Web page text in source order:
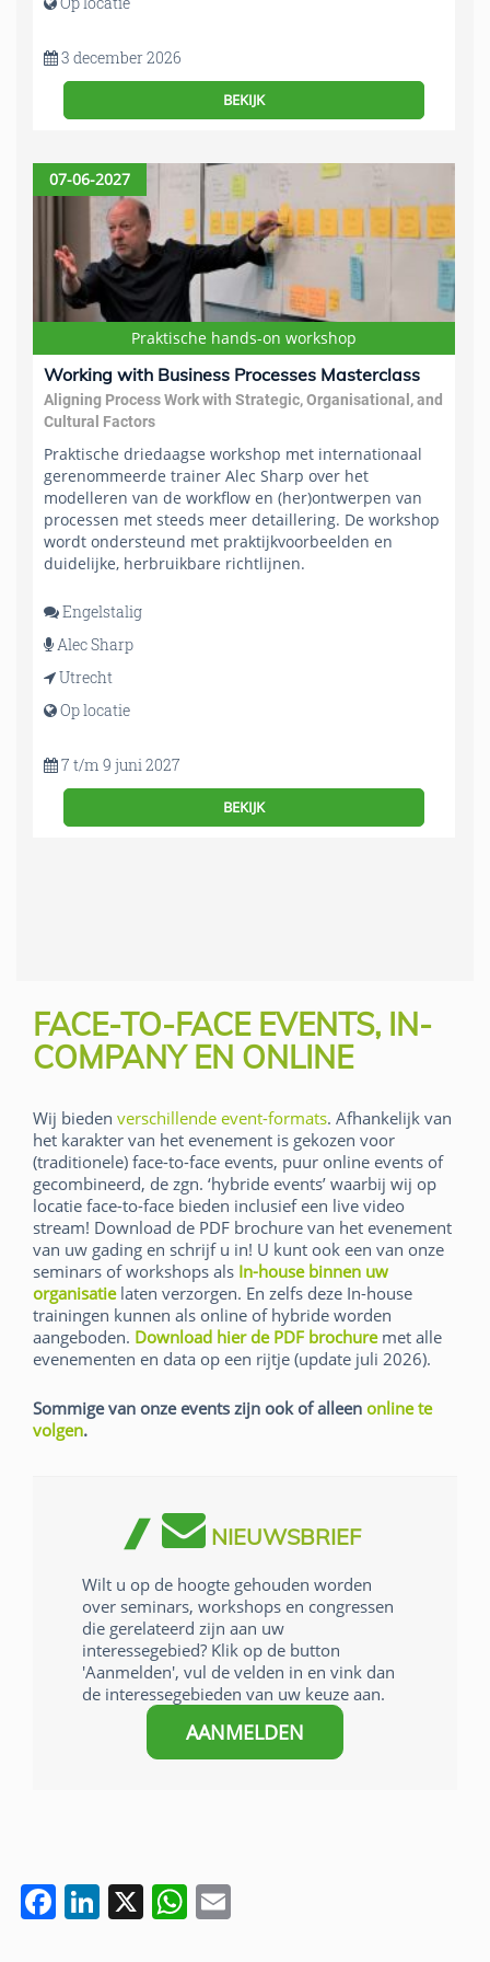
3 december 2026
BEKIJK
07-06-2027
Praktische hands-on workshop
Working with Business Processes Masterclass
Aligning Process Work with Strategic, Organisational, and
Cultural Factors
Praktische driedaagse workshop met internationaal
gerenommeerde trainer Alec Sharp over het
modelleren van de workflow en (her)ontwerpen van
processen met steeds meer detaillering. De workshop
wordt ondersteund met praktijkvoorbeelden en
duidelijke, herbruikbare richtlijnen.
Engelstalig
Alec Sharp
Utrecht
Op locatie
7 t/m 9 juni 2027
BEKIJK
FACE-TO-FACE EVENTS, IN-
COMPANY EN ONLINE
Wij bieden verschillende event-formats. Afhankelijk van
het karakter van het evenement is gekozen voor
(traditionele) face-to-face events, puur online events of
gecombineerd, de zgn. ‘hybride events’ waarbij wij op
locatie face-to-face bieden inclusief een live video
stream! Download de PDF brochure van het evenement
van uw gading en schrijf u in! U kunt ook een van onze
seminars of workshops als In-house binnen uw
organisatielaten verzorgen. En zelfs deze In-house
trainingen kunnen als online of hybride worden
aangeboden. Download hier de PDF brochuremet alle
evenementen en data op een rijtje (update juli 2026).
Sommige van onze events zijn ook of alleen online te
volgen.
NIEUWSBRIEF
Wilt u op de hoogte gehouden worden
over seminars, workshops en congressen
die gerelateerd zijn aan uw
interessegebied? Klik op de button
'Aanmelden', vul de velden in en vink dan
de interessegebieden van uw keuze aan.
AANMELDEN
F Li X W